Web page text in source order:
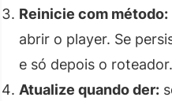
Reinicie com método:
abrir o player. Se
e só depois o roteador.
Atualize quando der: